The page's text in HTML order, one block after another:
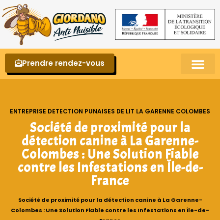
Prendre rendez-vous
ENTREPRISE DETECTION PUNAISES DE LIT LA GARENNE COLOMBES
Société de proximité pour la
détection canine à La Garenne-
Colombes : Une Solution Fiable
contre les Infestations en Île-de-
France
Société de proximité pour la détection canine à La Garenne-
Colombes : Une Solution Fiable contre les Infestations en Île-de-